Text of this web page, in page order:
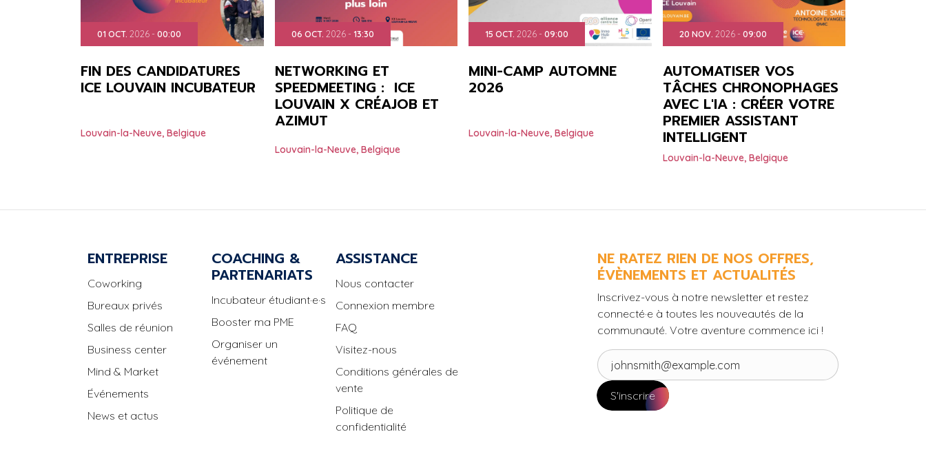
01 OCT. 2026 - 00:00
FIN DES CANDIDATURES
ICE LOUVAIN INCUBATEUR
Louvain-la-Neuve, Belgique
06 OCT. 2026- 13:30
NETWORKING ET
SPEEDMEETING : ICE
LOUVAIN X CRÉAJOB ET
AZIMUT
Louvain-la-Neuve, Belgique
15 OCT. 2026 - 09:00
MINI-CAMP AUTOMNE
2026
Louvain-la-Neuve, Belgique
20 NOV. 2026- 09:00
AUTOMATISER VOS
TÂCHES CHRONOPHAGES
AVEC L'IA : CRÉER VOTRE
PREMIER ASSISTANT
INTELLIGENT
Louvain-la-Neuve, Belgique
ENTREPRISE
Coworking
Bureaux privés
Salles de réunion
Business center
Mind & Market
Événements
News et actus
COACHING &
PARTENARIATS
Incubateur étudiant·e·s
Booster ma PME
Organiser un
événement
ASSISTANCE
Nous contacter
Connexion membre
FAQ
Visitez-nous
Conditions générales de
vente
Politique de
confidentialité
NE RATEZ RIEN DE NOS OFFRES,
ÉVÈNEMENTS ET ACTUALITÉS
Inscrivez-vous à notre newsletter et restez
connecté·e à toutes les nouveautés de la
communauté. Votre aventure commence ici !
S'inscrire